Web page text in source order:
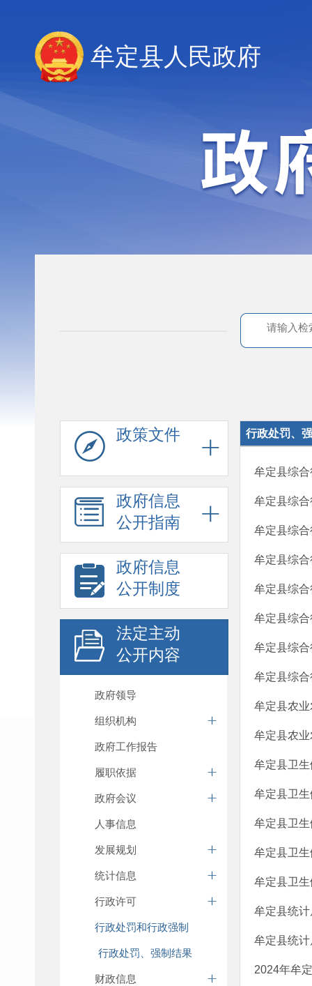
牟定县人民政府
政策文件
政府信息
公开指南
政府信息
公开制度
法定主动
公开内容
政府领导
组织机构
政府工作报告
履职依据
政府会议
人事信息
发展规划
统计信息
行政许可
行政处罚和行政强制
行政处罚、强制结果
财政信息
行政处罚、
牟定县综
牟定县综
牟定县综
牟定县综
牟定县综
牟定县综
牟定县综
牟定县综
牟定县农
牟定县农
牟定县卫
牟定县卫
牟定县卫
牟定县卫
牟定县卫
牟定县统
牟定县统
2024年牟